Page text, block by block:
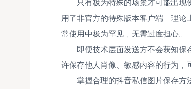
用了非官方的特殊版本客户端，理
常使用中极为罕见，无需过度担心。
即便技术层面发送方不会获知
许保存他人肖像、敏感内容的行为，
掌握合理的抖音私信图片保存